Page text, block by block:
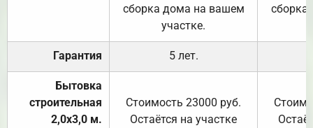
сборка дома на вашем
участке.
Гарантия 5 лет.
Бытовка
строительная
2,0х3,0 м.
Стоимость 23000 руб.
Остаётся на участке